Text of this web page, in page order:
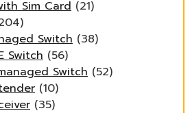
Sim Card (21)
Switch (38)
Switch (56)
Switch (52)
(10)
(35)